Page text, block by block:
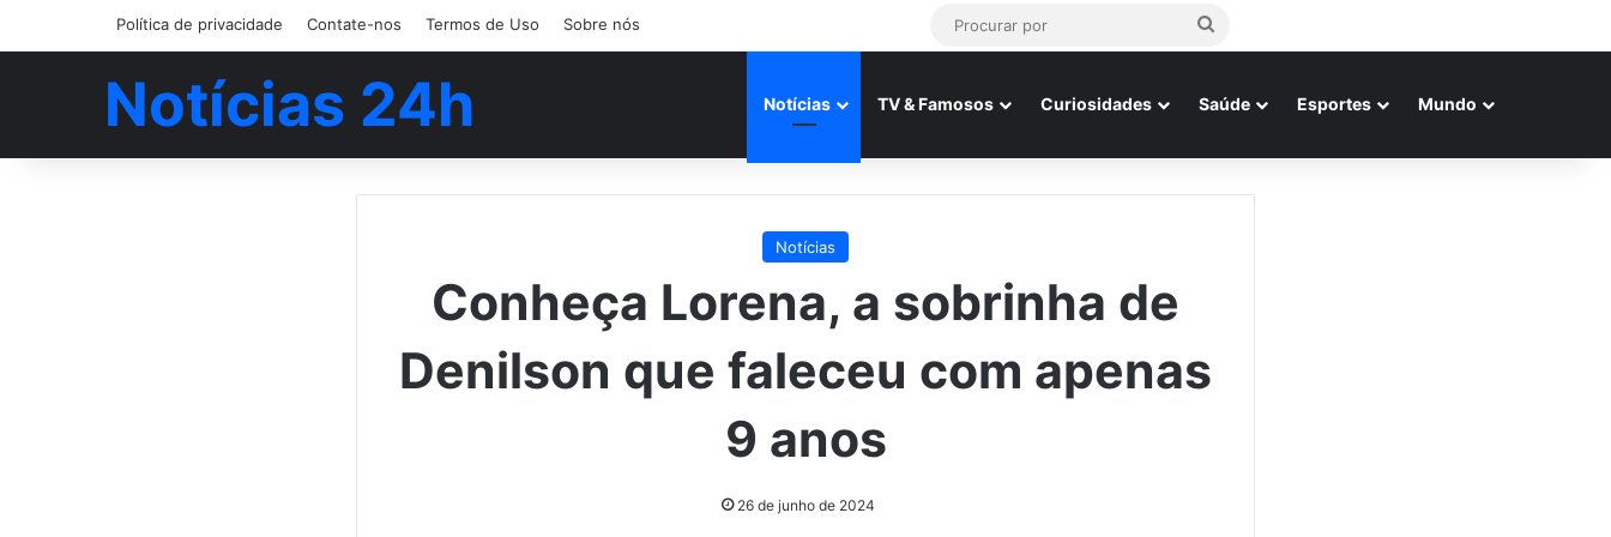
Política de privacidade Contate-nos Termos de Uso Sobre nós
Procurar
Notícias 24h Notícias TV & Famosos Curiosidades Saúde Esportes Mundo
Notícias
Conheça Lorena, a sobrinha de
Denilson que faleceu com apenas
9 anos
26 de junho de 2024